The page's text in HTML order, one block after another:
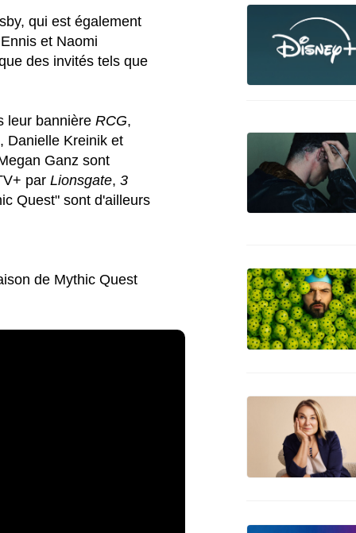
qui est également
et Naomi
des invités tels que
leur bannièreRCG,
Danielle Kreinik et
Ganz sont
parLionsgate,3
Quest" sont d'ailleurs
de Mythic Quest